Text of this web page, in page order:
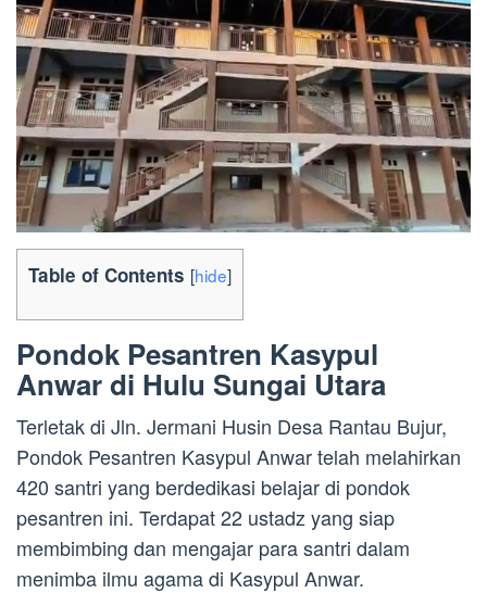
Table of Contents [hide]
Pondok Pesantren Kasypul
Anwar di Hulu Sungai Utara
Terletak di Jln. Jermani Husin Desa Rantau Bujur,
Pondok Pesantren Kasypul Anwar telah melahirkan
420 santri yang berdedikasi belajar di pondok
pesantren ini. Terdapat 22 ustadz yang siap
membimbing dan mengajar para santri dalam
menimba ilmu agama di Kasypul Anwar.